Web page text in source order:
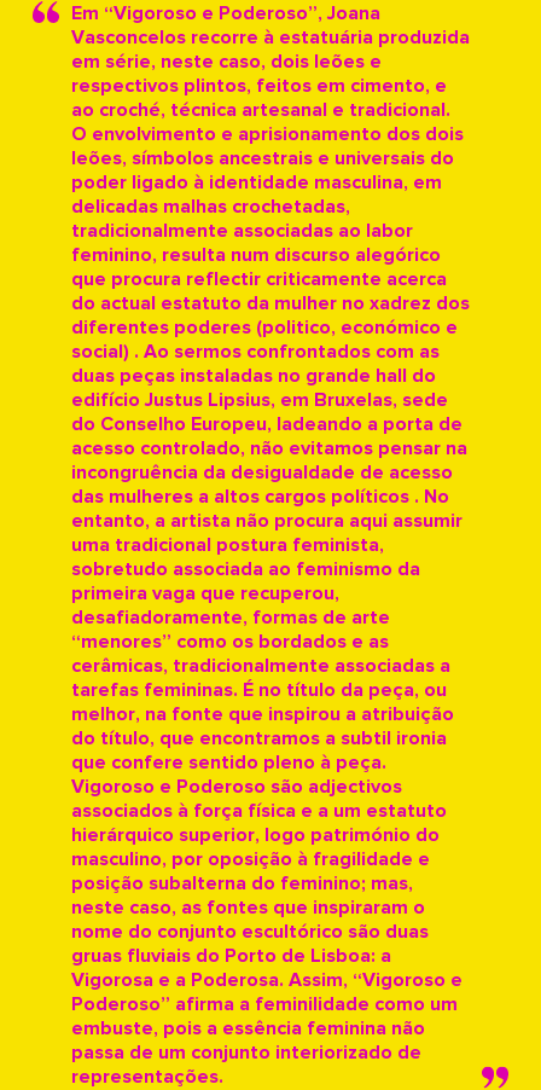
Em “Vigoroso e Poderoso”, Joana
Vasconcelos recorre à estatuária produzida
em série, neste caso, dois leões e
respectivos plintos, feitos em cimento, e
ao croché, técnica artesanal e tradicional.
O envolvimento e aprisionamento dos dois
leões, símbolos ancestrais e universais do
poder ligado à identidade masculina, em
delicadas malhas crochetadas,
tradicionalmente associadas ao labor
feminino, resulta num discurso alegórico
que procura reflectir criticamente acerca
do actual estatuto da mulher no xadrez dos
diferentes poderes (politico, económico e
social) . Ao sermos confrontados com as
duas peças instaladas no grande hall do
edifício Justus Lipsius, em Bruxelas, sede
do Conselho Europeu, ladeando a porta de
acesso controlado, não evitamos pensar na
incongruência da desigualdade de acesso
das mulheres a altos cargos políticos . No
entanto, a artista não procura aqui assumir
uma tradicional postura feminista,
sobretudo associada ao feminismo da
primeira vaga que recuperou,
desafiadoramente, formas de arte
“menores” como os bordados e as
cerâmicas, tradicionalmente associadas a
tarefas femininas. É no título da peça, ou
melhor, na fonte que inspirou a atribuição
do título, que encontramos a subtil ironia
que confere sentido pleno à peça.
Vigoroso e Poderoso são adjectivos
associados à força física e a um estatuto
hierárquico superior, logo património do
masculino, por oposição à fragilidade e
posição subalterna do feminino; mas,
neste caso, as fontes que inspiraram o
nome do conjunto escultórico são duas
gruas fluviais do Porto de Lisboa: a
Vigorosa e a Poderosa. Assim, “Vigoroso e
Poderoso” afirma a feminilidade como um
embuste, pois a essência feminina não
passa de um conjunto interiorizado de
representações.